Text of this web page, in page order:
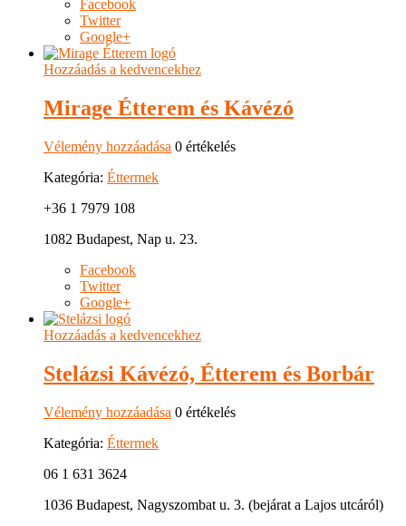
Facebook
Twitter
Google+
Hozzáadás a kedvencekhez
Mirage Étterem és Kávézó
Vélemény hozzáadása 0 értékelés
Kategória: Éttermek
+36 1 7979 108
1082 Budapest, Nap u. 23.
Facebook
Twitter
Google+
Hozzáadás a kedvencekhez
Stelázsi Kávézó, Étterem és Borbár
Vélemény hozzáadása 0 értékelés
Kategória: Éttermek
06 1 631 3624
1036 Budapest, Nagyszombat u. 3. (bejárat a Lajos utcáról)